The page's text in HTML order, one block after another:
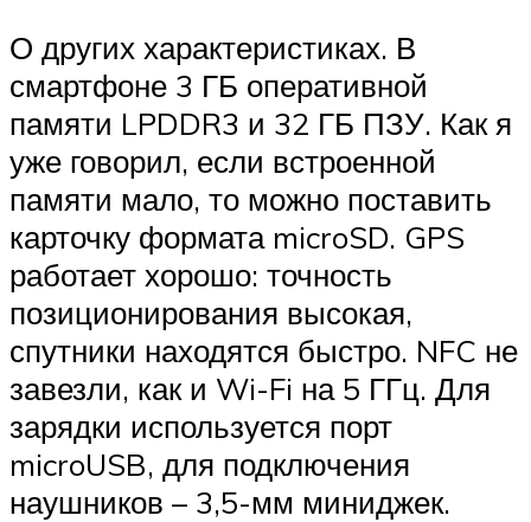
О других характеристиках. В
смартфоне 3 ГБ оперативной
памяти LPDDR3 и 32 ГБ ПЗУ. Как я
уже говорил, если встроенной
памяти мало, то можно поставить
карточку формата microSD. GPS
работает хорошо: точность
позиционирования высокая,
спутники находятся быстро. NFC не
завезли, как и Wi-Fi на 5 ГГц. Для
зарядки используется порт
microUSB, для подключения
наушников – 3,5-мм миниджек.